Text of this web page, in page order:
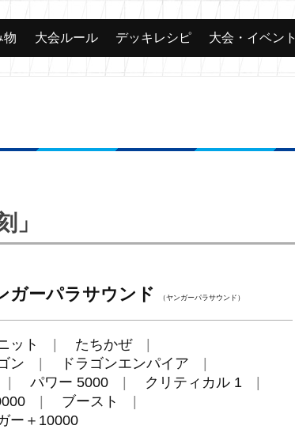
カード 大会
物 大会ルール デッキレシピ 大会・イベント
」
ガーパラサウンド （ヤンガーパラサウンド）
ット
たちかぜ
ン
ドラゴンエンパイア
パワー 5000
クリティカル 1
ブースト
ー＋10000